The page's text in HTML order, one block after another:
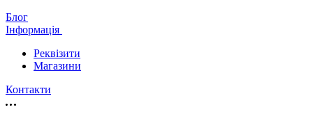
Блог
Інформація
Реквізити
Магазини
Контакти